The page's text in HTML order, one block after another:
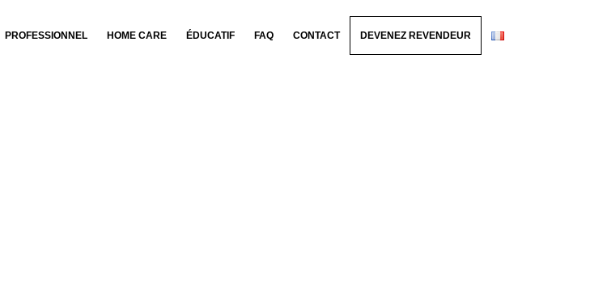
PROFESSIONNEL HOME CARE ÉDUCATIF FAQ CONTACT DEVENEZ REVENDEUR